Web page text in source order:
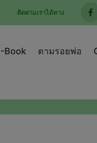
ติดตามเราได้ทาง
Book ตามรอยพ่อ